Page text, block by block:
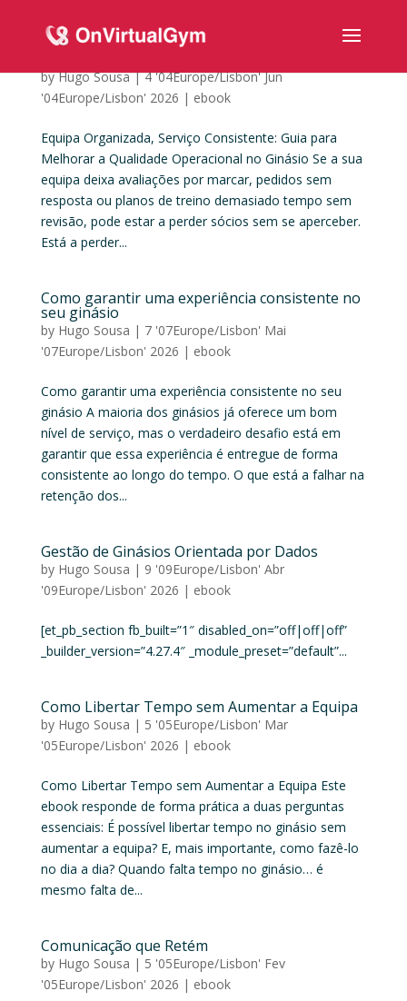
byHugo Sousa|4 '04Europe/Lisbon' Jun
'04Europe/Lisbon' 2026 | ebook
Equipa Organizada, Serviço Consistente: Guia para
Melhorar a Qualidade Operacional no Ginásio Se a sua
equipa deixa avaliações por marcar, pedidos sem
resposta ou planos de treino demasiado tempo sem
revisão, pode estar a perder sócios sem se aperceber.
Está a perder...
Como garantir uma experiência consistente no
seu ginásio
by Hugo Sousa | 7 '07Europe/Lisbon' Mai
'07Europe/Lisbon' 2026 | ebook
Como garantir uma experiência consistente no seu
ginásio A maioria dos ginásios já oferece um bom
nível de serviço, mas o verdadeiro desafio está em
garantir que essa experiência é entregue de forma
consistente ao longo do tempo. O que está a falhar na
retenção dos...
Gestão de Ginásios Orientada por Dados
by Hugo Sousa | 9 '09Europe/Lisbon' Abr
'09Europe/Lisbon' 2026 | ebook
[et_pb_section fb_built=”1″ disabled_on=”off|off|off”
_builder_version=”4.27.4″ _module_preset=”default”...
Como Libertar Tempo sem Aumentar a Equipa
by Hugo Sousa | 5 '05Europe/Lisbon' Mar
'05Europe/Lisbon' 2026 | ebook
Como Libertar Tempo sem Aumentar a Equipa Este
ebook responde de forma prática a duas perguntas
essenciais: É possível libertar tempo no ginásio sem
aumentar a equipa? E, mais importante, como fazê-lo
no dia a dia? Quando falta tempo no ginásio… é
mesmo falta de...
Comunicação que Retém
by Hugo Sousa | 5 '05Europe/Lisbon' Fev
'05Europe/Lisbon' 2026 | ebook